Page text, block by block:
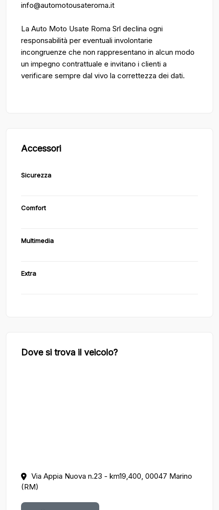
info@automotousateroma.it
La Auto Moto Usate Roma Srl declina ogni
responsabilità per eventuali involontarie
incongruenze che non rappresentano in alcun modo
un impegno contrattuale e invitano i clienti a
verificare sempre dal vivo la correttezza dei dati.
Accessori
Sicurezza
Comfort
Multimedia
Extra
Dove si trova il veicolo?
Via Appia Nuova n.23 - km19,400, 00047 Marino
(RM)